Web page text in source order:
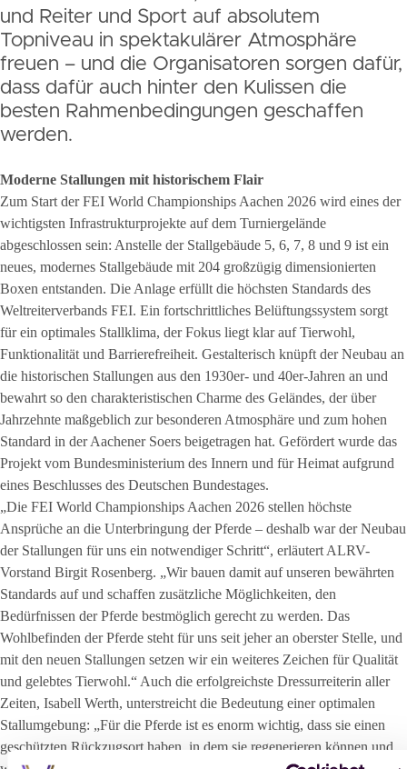
und Reiter und Sport auf absolutem
Topniveau in spektakulärer Atmosphäre
freuen – und die Organisatoren sorgen dafür,
dass dafür auch hinter den Kulissen die
besten Rahmenbedingungen geschaffen
werden.
Moderne Stallungen mit historischem Flair
Zum Start der FEI World Championships Aachen 2026 wird eines der
wichtigsten Infrastrukturprojekte auf dem Turniergelände
abgeschlossen sein: Anstelle der Stallgebäude 5, 6, 7, 8 und 9 ist ein
neues, modernes Stallgebäude mit 204 großzügig dimensionierten
Boxen entstanden. Die Anlage erfüllt die höchsten Standards des
Weltreiterverbands FEI. Ein fortschrittliches Belüftungssystem sorgt
für ein optimales Stallklima, der Fokus liegt klar auf Tierwohl,
Funktionalität und Barrierefreiheit. Gestalterisch knüpft der Neubau an
die historischen Stallungen aus den 1930er- und 40er-Jahren an und
bewahrt so den charakteristischen Charme des Geländes, der über
Jahrzehnte maßgeblich zur besonderen Atmosphäre und zum hohen
Standard in der Aachener Soers beigetragen hat. Gefördert wurde das
Projekt vom Bundesministerium des Innern und für Heimat aufgrund
eines Beschlusses des Deutschen Bundestages.
„Die FEI World Championships Aachen 2026 stellen höchste
Ansprüche an die Unterbringung der Pferde – deshalb war der Neubau
der Stallungen für uns ein notwendiger Schritt“, erläutert ALRV-
Vorstand Birgit Rosenberg. „Wir bauen damit auf unseren bewährten
Standards auf und schaffen zusätzliche Möglichkeiten, den
Bedürfnissen der Pferde bestmöglich gerecht zu werden. Das
Wohlbefinden der Pferde steht für uns seit jeher an oberster Stelle, und
mit den neuen Stallungen setzen wir ein weiteres Zeichen für Qualität
und gelebtes Tierwohl.“ Auch die erfolgreichste Dressurreiterin aller
Zeiten, Isabell Werth, unterstreicht die Bedeutung einer optimalen
Stallumgebung: „Für die Pferde ist es enorm wichtig, dass sie einen
geschützten Rückzugsort haben, in dem sie regenerieren können und